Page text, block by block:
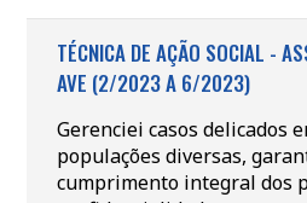
TÉCNICA DE AÇÃO SOCIAL -
AVE (2/2023 A 6/2023)
Gerenciei casos delicados
populações diversas,
cumprimento integral dos